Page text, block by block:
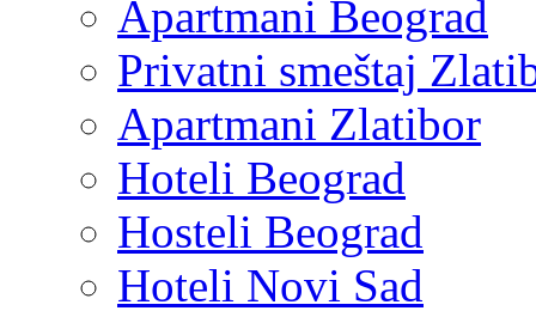
Apartmani Beograd
Privatni smeštaj
Apartmani Zlatibor
Hoteli Beograd
Hosteli Beograd
Hoteli Novi Sad